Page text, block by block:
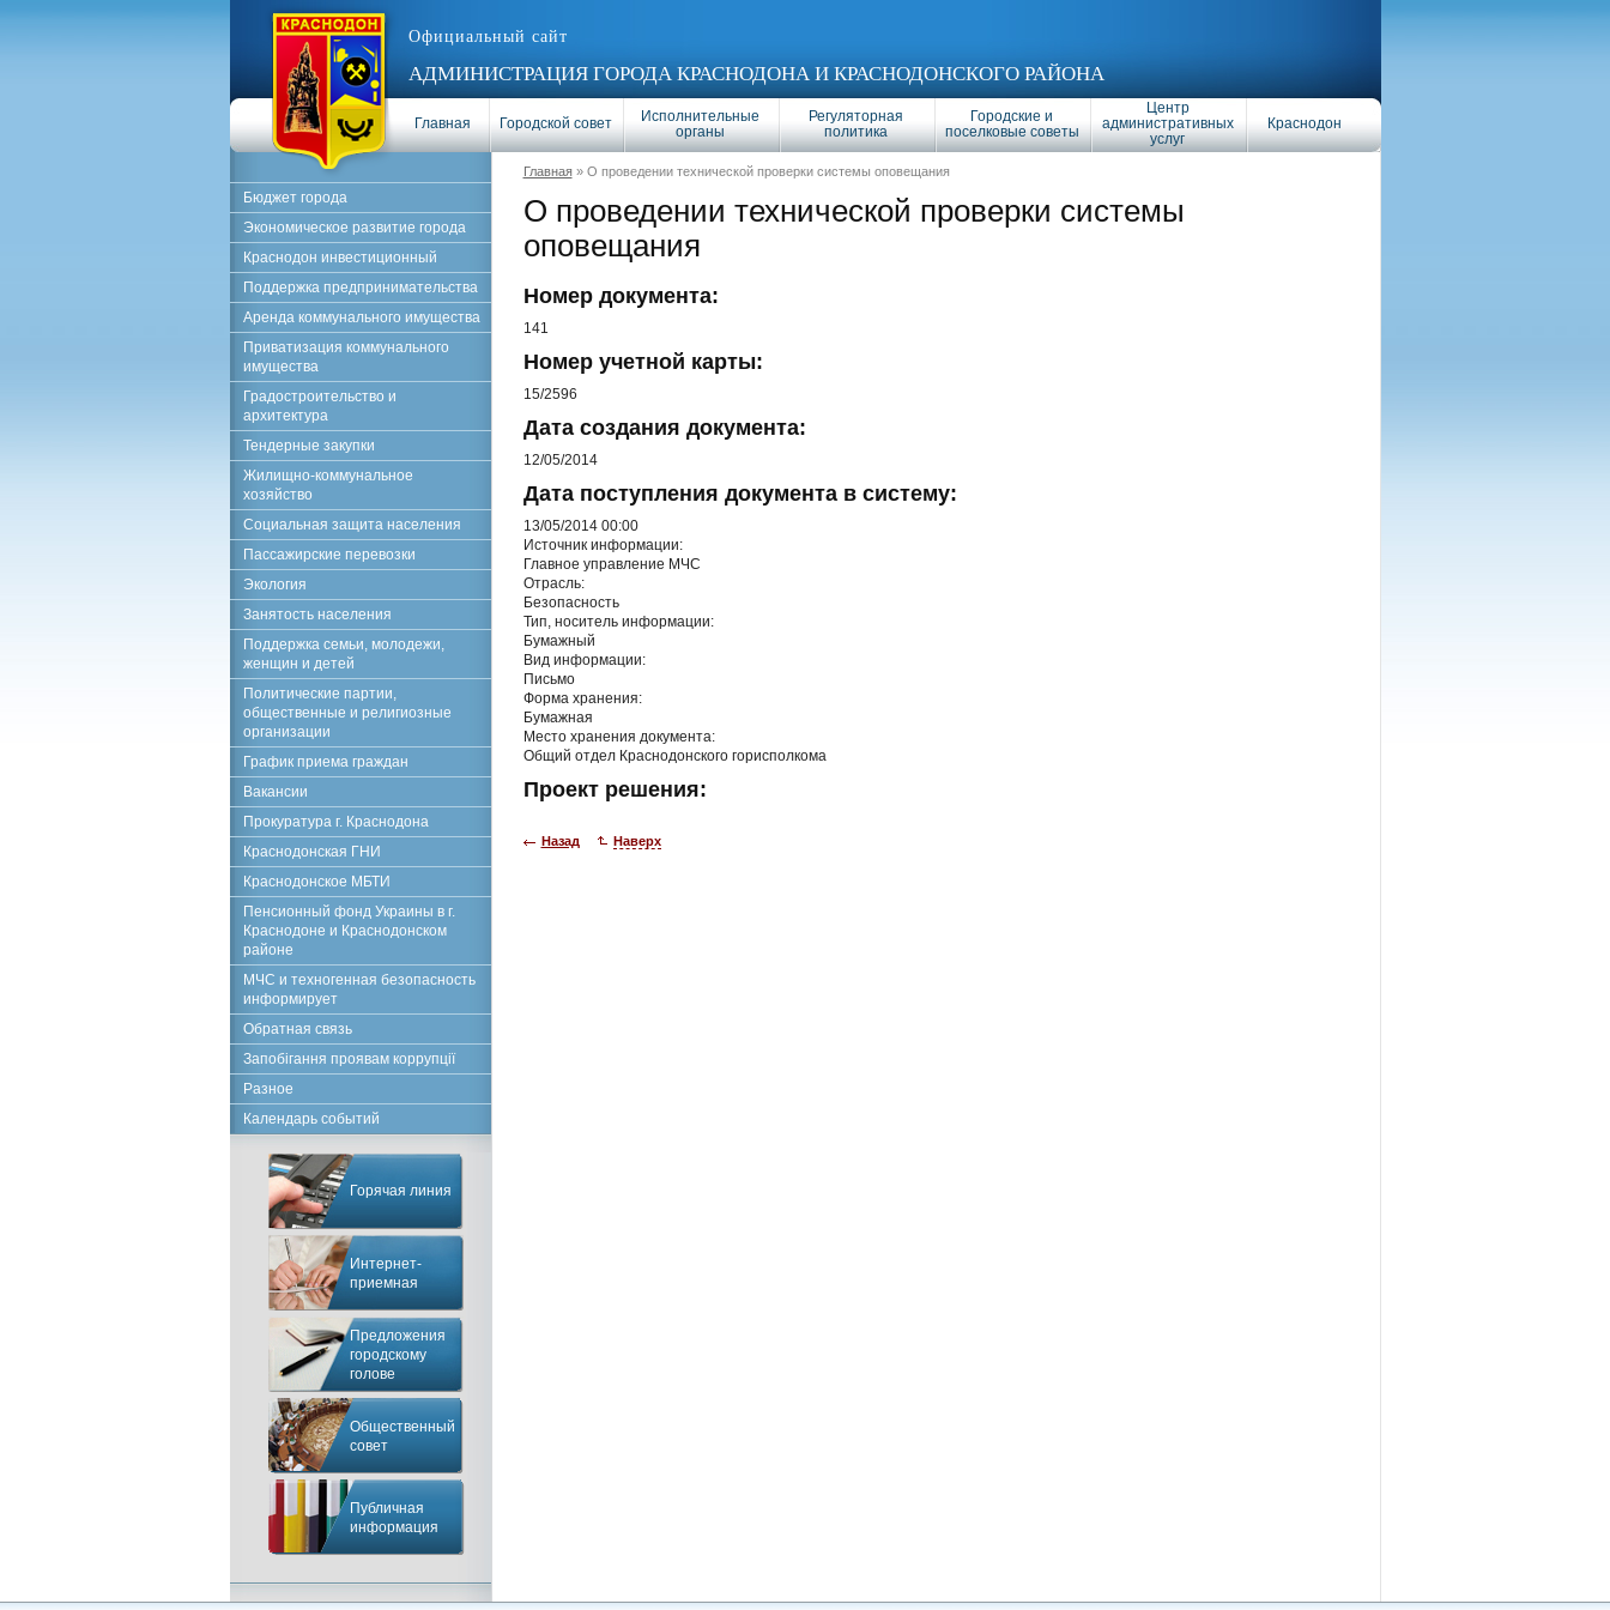
Официальный сайт
АДМИНИСТРАЦИЯ ГОРОДА КРАСНОДОНА И КРАСНОДОНСКОГО РАЙОНА
Главная Городской совет
Исполнительные
органы
Регуляторная
политика
Городские и
поселковые советы
Центр
административных
услуг
Краснодон
Главная» О проведении технической проверки системы оповещания
О проведении технической проверки системы
оповещания
Номер документа:
141
Номер учетной карты:
15/2596
Дата создания документа:
12/05/2014
Дата поступления документа в систему:
13/05/2014 00:00
Источник информации:
Главное управление МЧС
Отрасль:
Безопасность
Тип, носитель информации:
Бумажный
Вид информации:
Письмо
Форма хранения:
Бумажная
Место хранения документа:
Общий отдел Краснодонского горисполкома
Проект решения:
Назад Наверх
Бюджет города
Экономическое развитие города
Краснодон инвестиционный
Поддержка предпринимательства
Аренда коммунального имущества
Приватизация коммунального
имущества
Градостроительство и
архитектура
Тендерные закупки
Жилищно-коммунальное
хозяйство
Социальная защита населения
Пассажирские перевозки
Экология
Занятость населения
Поддержка семьи, молодежи,
женщин и детей
Политические партии,
общественные и религиозные
организации
График приема граждан
Вакансии
Прокуратура г. Краснодона
Краснодонская ГНИ
Краснодонское МБТИ
Пенсионный фонд Украины в г.
Краснодоне и Краснодонском
районе
МЧС и техногенная безопасность
информирует
Обратная связь
Запобігання проявам коррупції
Разное
Календарь событий
Горячая линия
Интернет-
приемная
Предложения
городскому
голове
Общественный
совет
Публичная
информация